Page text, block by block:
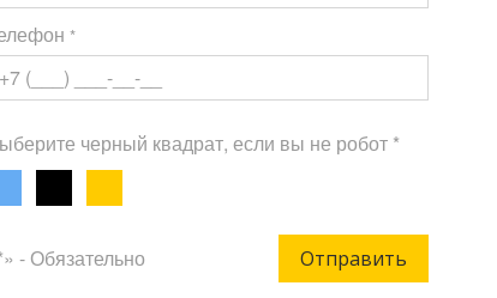
*
черный квадрат, если вы не робот *
- Обязательно Отправить